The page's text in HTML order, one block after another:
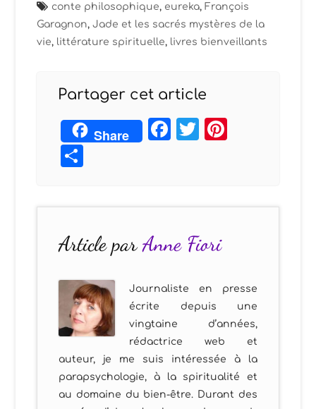
conte philosophique, eureka, François
Garagnon,Jade et les sacrés mystères de la
vie, littérature spirituelle, livres bienveillants
Partager cet article
Share Facebook
Twitter
Article parAnne Fiori
Journaliste en presse
écrite depuis une
vingtaine d’années,
rédactrice web et
auteur, je me suis intéressée à la
parapsychologie, à la spiritualité et
au domaine du bien-être. Durant des